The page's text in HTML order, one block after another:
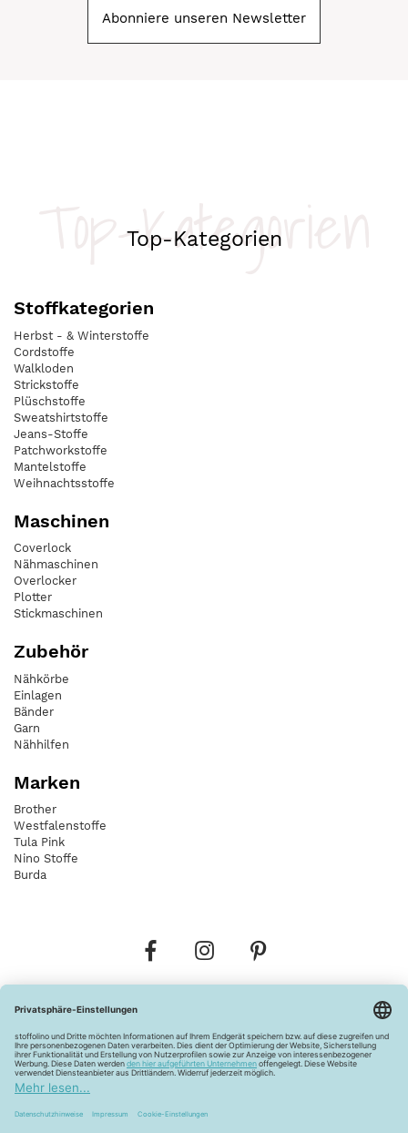
Abonniere unseren Newsletter
Top-Kategorien
Top-Kategorien
Stoffkategorien
Herbst - & Winterstoffe
Cordstoffe
Walkloden
Strickstoffe
Plüschstoffe
Sweatshirtstoffe
Jeans-Stoffe
Patchworkstoffe
Mantelstoffe
Weihnachtsstoffe
Maschinen
Coverlock
Nähmaschinen
Overlocker
Plotter
Stickmaschinen
Zubehör
Nähkörbe
Einlagen
Bänder
Garn
Nähhilfen
Marken
Brother
Westfalenstoffe
Tula Pink
Nino Stoffe
Burda
Widerrufsbelehrung Vertrag widerrufen
Barrierefreiheitserklärung